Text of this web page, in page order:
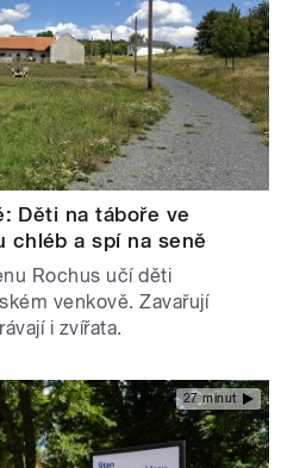
Děti na táboře ve
chléb a spí na seně
Rochus učí děti
venkově. Zavařují
i zvířata.
27 minut